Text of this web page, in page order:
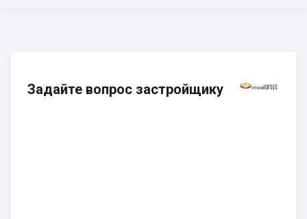
Задайте вопрос застройщику